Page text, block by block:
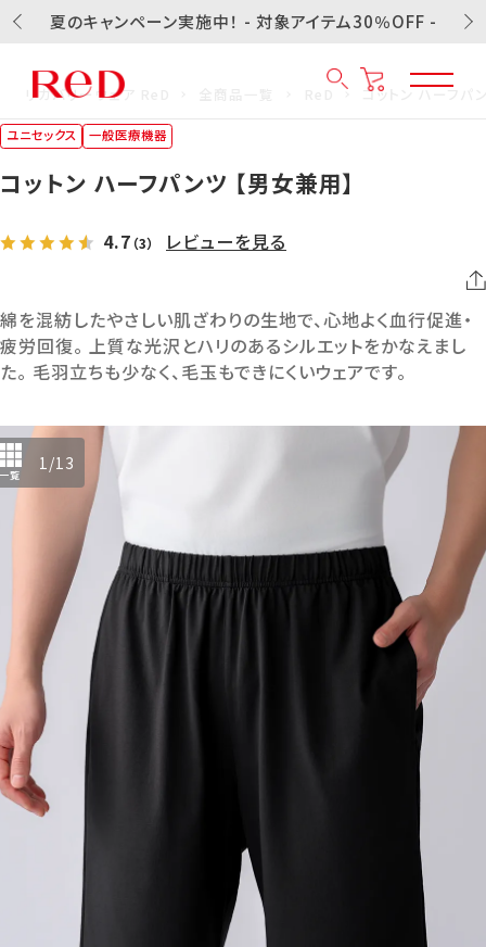
夏のキャンペーン実施中！ - 対象アイテム30％OFF -
リカバリーウェア ReD コットン ハーフパ
ユニセックス 一般医療機器
コットン ハーフパンツ 【男女兼用】
4.7 （3） レビューを見る
綿を混紡したやさしい肌ざわりの生地で、心地よく血行促進・
疲労回復。 上質な光沢とハリのあるシルエットをかなえまし
た。 毛羽立ちも少なく、毛玉もできにくいウェアです。
一覧
1/13